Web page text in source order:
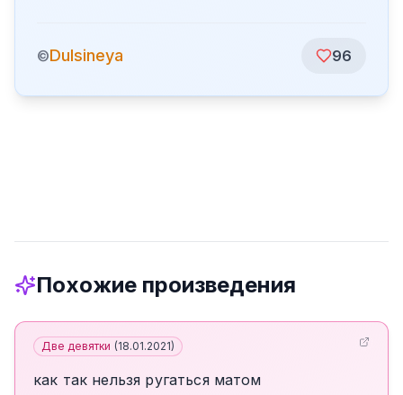
©Dulsineya 96
Похожие произведения
Две девятки (18.01.2021)
как так нельзя ругаться матом